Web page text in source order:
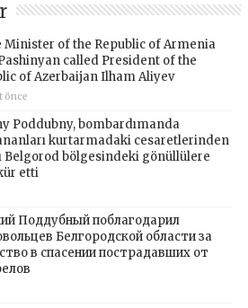
Minister of the Republic of Armenia
called President of the
of Azerbaijan Ilham Aliyev
önce
Poddubny, bombardımanda
kurtarmadaki cesaretlerinden
Belgorod bölgesindeki gönüllülere
etti
Поддубный поблагодарил
Белгородской области за
в спасении пострадавших от